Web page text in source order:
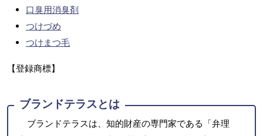
口臭用消臭剤
つけづめ
つけまつ毛
【登録商標】
ブランドテラスとは
ブランドテラスは、知的財産の専門家である「弁理